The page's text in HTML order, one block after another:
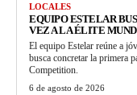
LOCALES
EQUIPO ESTELAR
VEZ A LA ÉLITE
El equipo Estelar reúne a
busca concretar la primera
Competition.
6 de agosto de 2026